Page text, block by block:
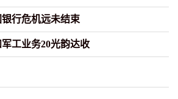
行危机远未结束
工业务20光韵达收